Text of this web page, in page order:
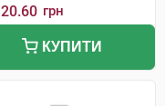
20.60 грн
КУПИТИ